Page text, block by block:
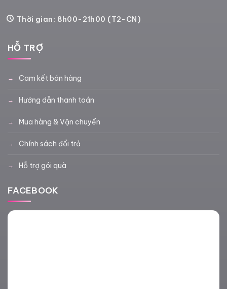
Thời gian: 8h00-21h00 (T2-CN)
HỖ TRỢ
Cam kết bán hàng
Hướng dẫn thanh toán
Mua hàng & Vận chuyển
Chính sách đổi trả
Hỗ trợ gói quà
FACEBOOK